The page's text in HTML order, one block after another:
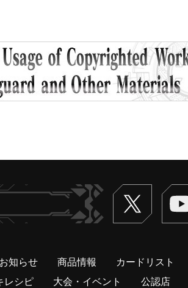
Twitter
お知らせ 商品情報 カードリスト
レシピ
大会・イベント 公認店